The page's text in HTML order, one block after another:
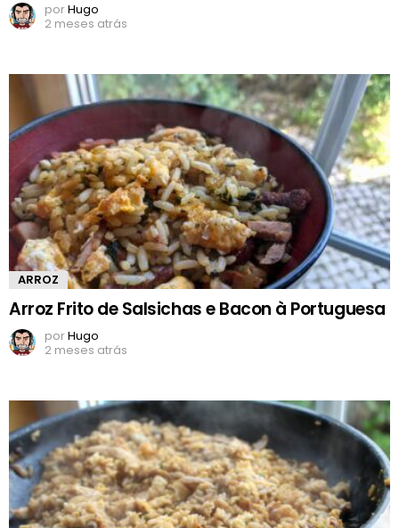
porHugo
2 meses atrás
ARROZ
Arroz Frito de Salsichas e Bacon à Portuguesa
porHugo
2 meses atrás